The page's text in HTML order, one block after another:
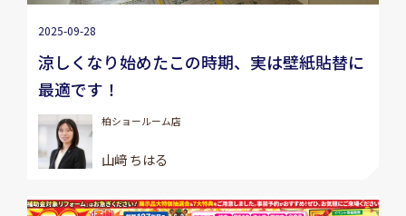
2025-09-28
涼しくなり始めたこの時期、実は壁紙貼替に
最適です！
柏ショールーム店
山﨑 ちはる